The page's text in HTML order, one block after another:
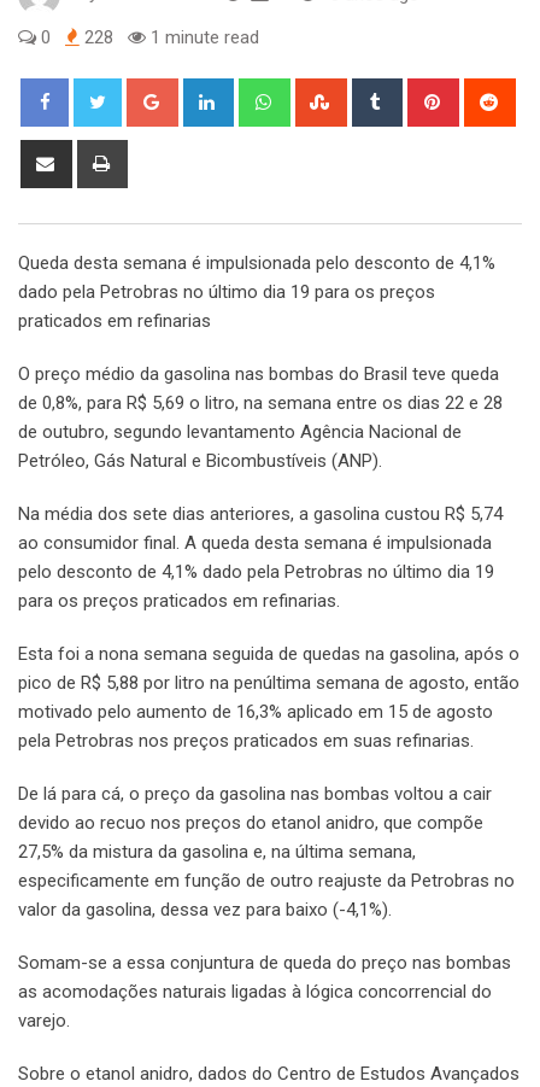
0 228 1 minute read
Google+ LinkedIn WhatsappStumbleUpon
Tumblr Pinterest
Share
Queda desta semana é impulsionada pelo desconto de 4,1%
dado pela Petrobras no último dia 19 para os preços
praticados em refinarias
O preço médio da gasolina nas bombas do Brasil teve queda
de 0,8%, para R$ 5,69 o litro, na semana entre os dias 22 e 28
de outubro, segundo levantamento Agência Nacional de
Petróleo, Gás Natural e Bicombustíveis (ANP).
Na média dos sete dias anteriores, a gasolina custou R$ 5,74
ao consumidor final. A queda desta semana é impulsionada
pelo desconto de 4,1% dado pela Petrobras no último dia 19
para os preços praticados em refinarias.
Esta foi a nona semana seguida de quedas na gasolina, após o
pico de R$ 5,88 por litro na penúltima semana de agosto, então
motivado pelo aumento de 16,3% aplicado em 15 de agosto
pela Petrobras nos preços praticados em suas refinarias.
De lá para cá, o preço da gasolina nas bombas voltou a cair
devido ao recuo nos preços do etanol anidro, que compõe
27,5% da mistura da gasolina e, na última semana,
especificamente em função de outro reajuste da Petrobras no
valor da gasolina, dessa vez para baixo (-4,1%).
Somam-se a essa conjuntura de queda do preço nas bombas
as acomodações naturais ligadas à lógica concorrencial do
varejo.
Sobre o etanol anidro, dados do Centro de Estudos Avançados